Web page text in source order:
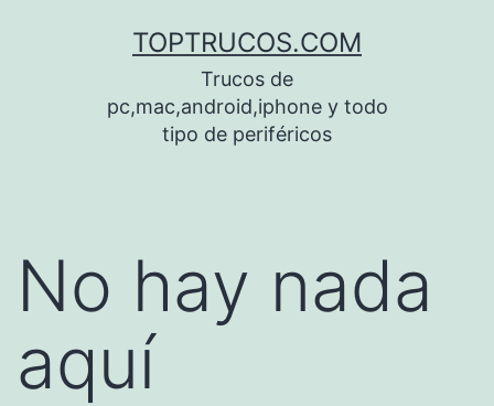
TOPTRUCOS.COM
Trucos de
pc,mac,android,iphone y todo
tipo de periféricos
No hay nada
aquí